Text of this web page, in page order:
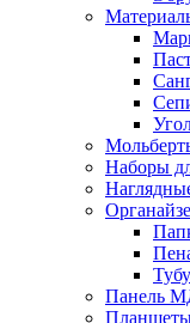
Наборы
Панель